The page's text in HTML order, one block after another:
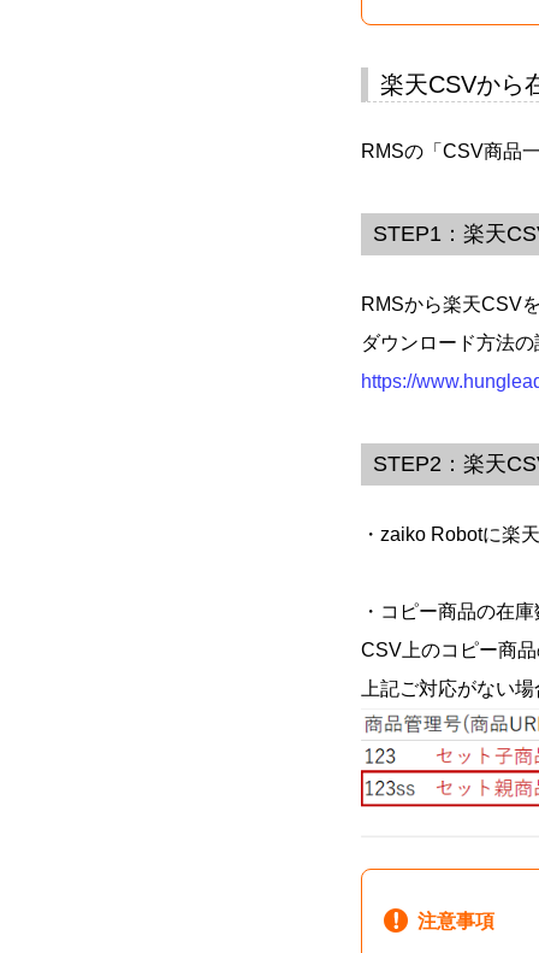
楽天CSVから
RMSの「CSV商品
STEP1：楽天
RMSから楽天CSV
ダウンロード方法
https://
STEP2：楽天
・zaiko Robotに楽
・コピー商品の在
CSV上のコピー商
上記ご対応がない
注意事項